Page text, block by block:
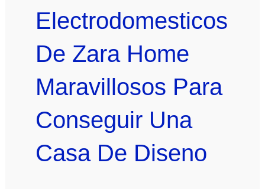
Electrodomesticos
De Zara Home
Maravillosos Para
Conseguir Una
Casa De Diseno